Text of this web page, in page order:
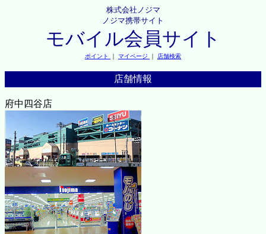
株式会社ノジマ
ノジマ携帯サイト
モバイル会員サイト
ポイント ｜ マイページ ｜ 店舗検索
店舗情報
府中四谷店